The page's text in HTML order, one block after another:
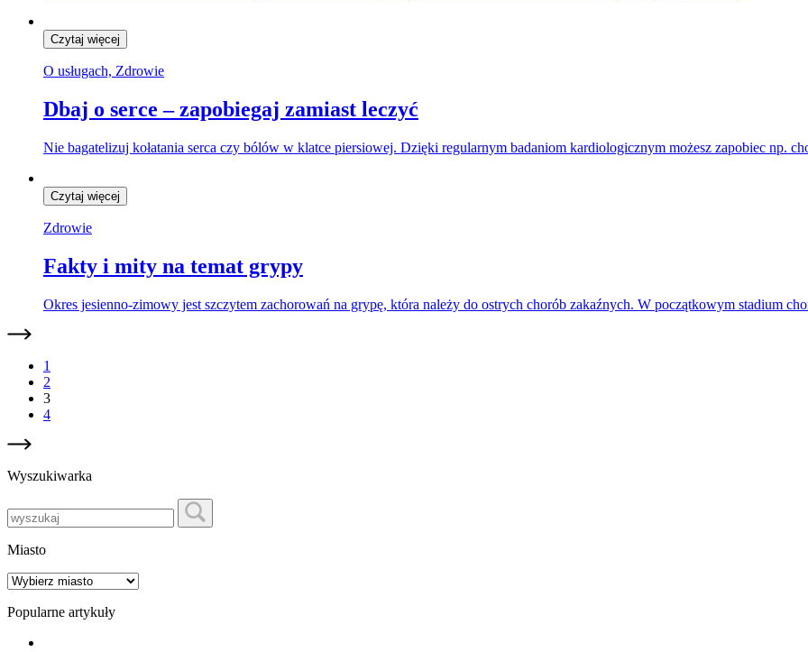
Czytaj więcej
O usługach, Zdrowie
Dbaj o serce – zapobiegaj zamiast leczyć
Nie bagatelizuj kołatania serca czy bólów w klatce piersiowej. Dzięki regularnym badaniom kardiologicznym możesz zapobiec np.
Czytaj więcej
Zdrowie
Fakty i mity na temat grypy
Okres jesienno-zimowy jest szczytem zachorowań na grypę, która należy do ostrych chorób zakaźnych. W początkowym stadium
1
2
3
4
Wyszukiwarka
Miasto
Popularne artykuły